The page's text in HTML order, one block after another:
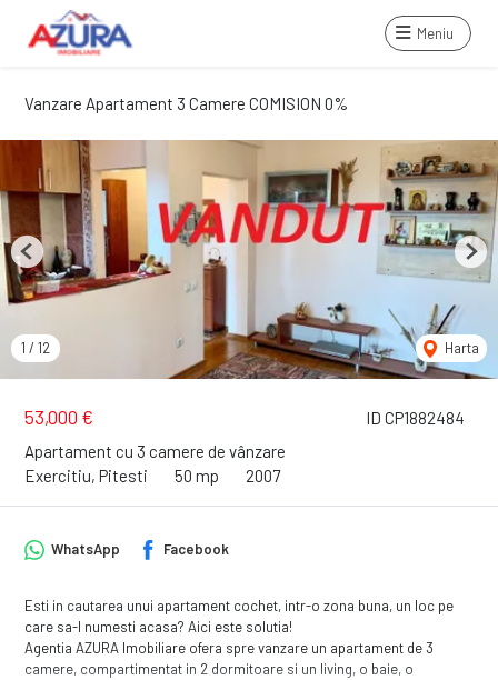
Meniu
Vanzare Apartament 3 Camere COMISION 0%
ID CP1882484
53,000 €
Apartament cu 3 camere de vânzare
Exercitiu, Pitesti
50 mp 2007
1 / 12 Harta
Previous Next
WhatsApp Facebook
Esti in cautarea unui apartament cochet, intr-o zona buna, un loc pe
care sa-l numesti acasa? Aici este solutia!
Agentia AZURA Imobiliare ofera spre vanzare un apartament de 3
camere, compartimentat in 2 dormitoare si un living, o baie, o